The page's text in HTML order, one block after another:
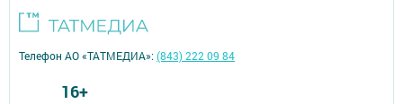
Телефон АО «ТАТМЕДИА»:(843) 222 09 84
16+